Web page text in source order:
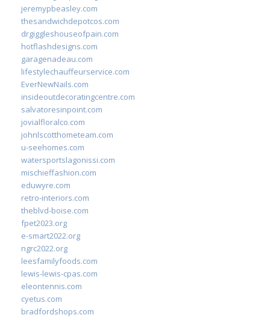
jeremypbeasley.com
thesandwichdepotcos.com
drgiggleshouseofpain.com
hotflashdesigns.com
garagenadeau.com
lifestylechauffeurservice.com
EverNewNails.com
insideoutdecoratingcentre.com
salvatoresinpoint.com
jovialfloralco.com
johnlscotthometeam.com
u-seehomes.com
watersportslagonissi.com
mischieffashion.com
eduwyre.com
retro-interiors.com
theblvd-boise.com
fpet2023.org
e-smart2022.org
ngrc2022.org
leesfamilyfoods.com
lewis-lewis-cpas.com
eleontennis.com
cyetus.com
bradfordshops.com